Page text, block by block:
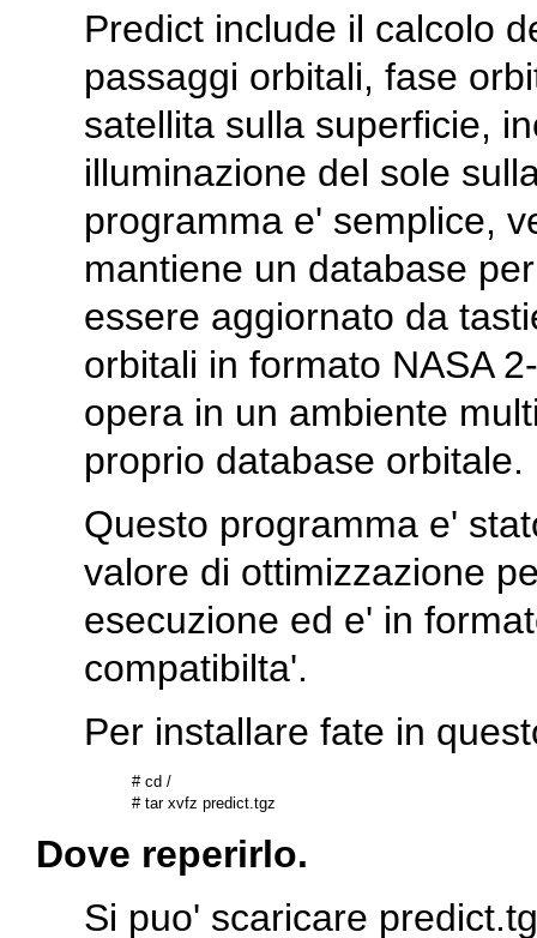
Predict include il calcolo
passaggi orbitali, fase
satellita sulla superficie,
illuminazione del sole
programma e' semplice,
mantiene un database
essere aggiornato da
orbitali in formato NASA
opera in un ambiente
proprio database orbitale.
Questo programma e'
valore di ottimizzazione
esecuzione ed e' in
compatibilta'.
Per installare fate in
# cd /
Dove reperirlo.
Si puo' scaricare